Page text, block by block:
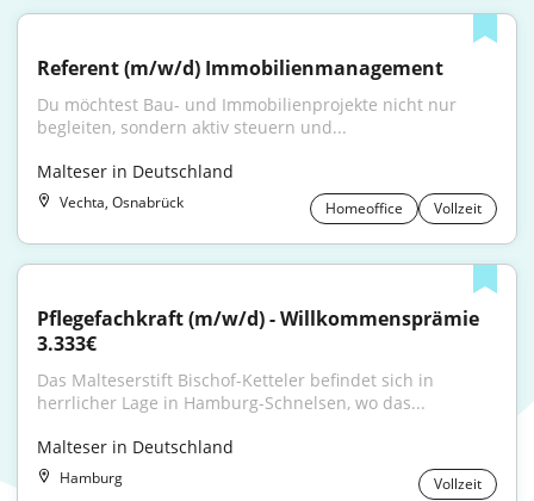
Referent (m/w/d) Immobilienmanagement
Du möchtest Bau- und Immobilienprojekte nicht nur
begleiten, sondern aktiv steuern und...
Malteser in Deutschland
Vechta, Osnabrück Homeoffice Vollzeit
Pflegefachkraft (m/w/d) - Willkommensprämie
3.333€
Das Malteserstift Bischof-Ketteler befindet sich in
herrlicher Lage in Hamburg-Schnelsen, wo das...
Malteser in Deutschland
Hamburg Vollzeit